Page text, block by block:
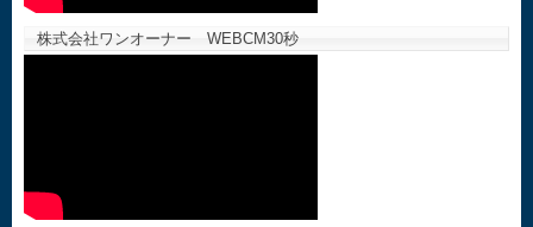
株式会社ワンオーナー WEBCM30秒